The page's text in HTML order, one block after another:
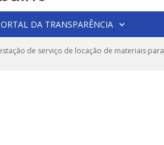
DA TRANSPARÊNCIA
de serviço de locação de materiais para